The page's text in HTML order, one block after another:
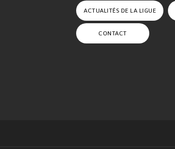
ACTUALITÉS DE LA LIGUE
CONTACT